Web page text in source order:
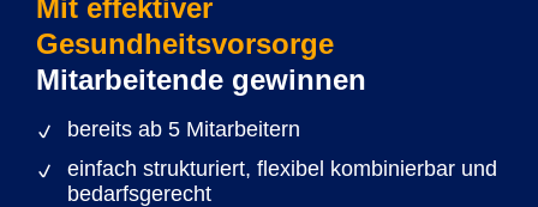
Mit effektiver
Gesundheitsvorsorge
Mitarbeitende gewinnen
bereits ab 5 Mitarbeitern
einfach strukturiert, flexibel kombinierbar und
bedarfsgerecht